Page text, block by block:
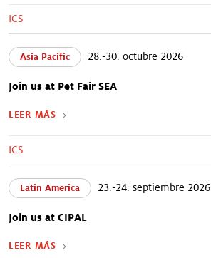
ICS
Asia Pacific 28.-30. octubre 2026
Join us at Pet Fair SEA
LEER MÁS
ICS
Latin America 23.-24. septiembre 2026
Join us at CIPAL
LEER MÁS